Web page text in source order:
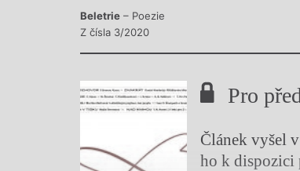
Beletrie – Poezie
Z čísla 3/2020
Pro
Článek vyšel
ho k dispozici